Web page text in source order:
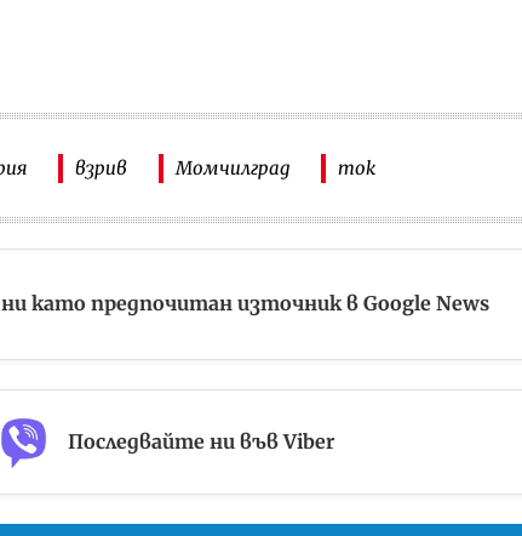
взрив Момчилград ток
като предпочитан източник в Google News
Последвайте ни във Viber